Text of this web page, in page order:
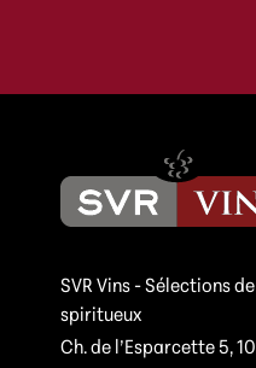
SVR Vins - Sélections
spiritueux
Ch. de l’Esparcette 5,